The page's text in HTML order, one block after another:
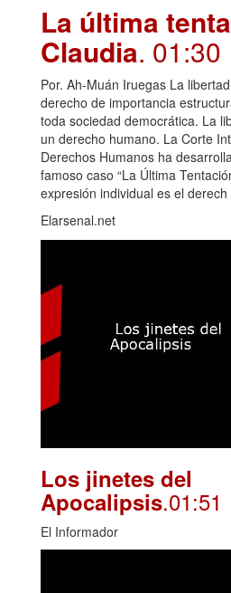
La última
Claudia. 01:30
Por. Ah-Muán Iruegas La
derecho de importancia
toda sociedad democrática. La
un derecho humano. La Corte
Derechos Humanos ha
famoso caso “La Última
expresión individual es el derech
Elarsenal.net
Los jinetes del
Apocalipsis.01:51
El Informador